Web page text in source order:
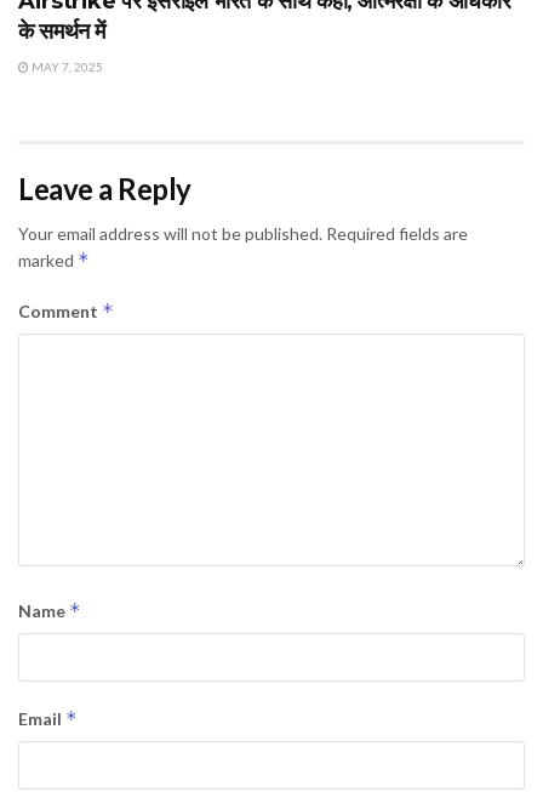
के समर्थन में
MAY 7, 2025
Leave a Reply
Your email address will not be published. Required fields are
marked *
Comment *
Name *
Email *